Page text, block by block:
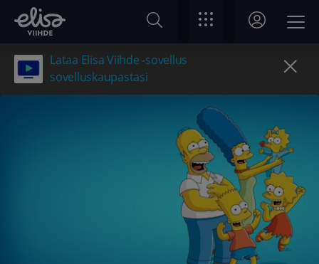
Lataa Elisa Viihde -sovellus
sovelluskaupastasi